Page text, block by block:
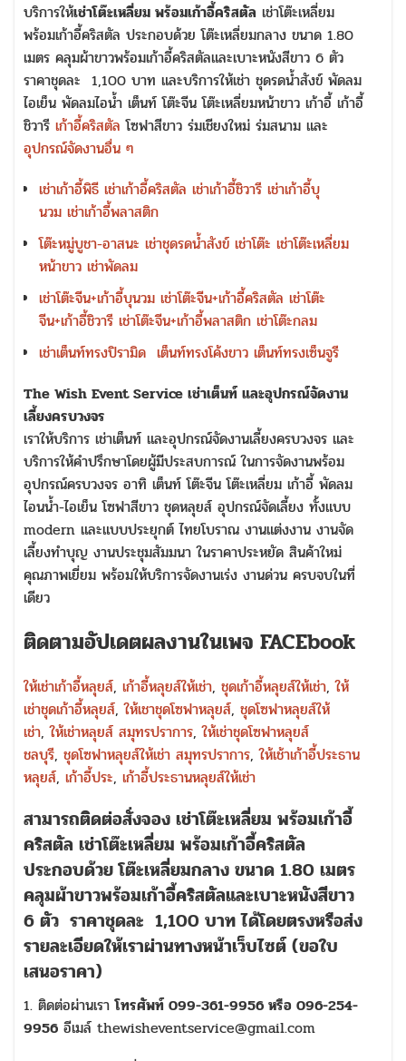
บริการให้เช่าโต๊ะเหลี่ยม พร้อมเก้าอี้คริสตัล เช่าโต๊ะเหลี่ยม
พร้อมเก้าอี้คริสตัล ประกอบด้วย โต๊ะเหลี่ยมกลาง ขนาด 1.80
เมตร คลุมผ้าขาวพร้อมเก้าอี้คริสตัลและเบาะหนังสีขาว 6 ตัว
ราคาชุดละ 1,100 บาท และบริการให้เช่า ชุดรดน้ำสังข์ พัดลม
ไอเย็น พัดลมไอน้ำ เต็นท์ โต๊ะจีน โต๊ะเหลี่ยมหน้าขาว เก้าอี้ เก้าอี้
ชิวารี เก้าอี้คริสตัล โซฟาสีขาว ร่มเชียงใหม่ ร่มสนาม และ
อุปกรณ์จัดงานอื่น ๆ
เช่าเก้าอี้พิธี เช่าเก้าอี้คริสตัล เช่าเก้าอี้ชิวารี เช่าเก้าอี้บุ
นวม เช่าเก้าอี้พลาสติก
โต๊ะหมู่บูชา-อาสนะ เช่าชุดรดน้ำสังข์ เช่าโต๊ะ เช่าโต๊ะเหลี่ยม
หน้าขาว เช่าพัดลม
เช่าโต๊ะจีน+เก้าอี้บุนวม เช่าโต๊ะจีน+เก้าอี้คริสตัล เช่าโต๊ะ
จีน+เก้าอี้ชิวารี เช่าโต๊ะจีน+เก้าอี้พลาสติก เช่าโต๊ะกลม
เช่าเต็นท์ทรงปิรามิด เต็นท์ทรงโค้งขาว เต็นท์ทรงเซ็นจูรี
The Wish Event Service เช่าเต็นท์ และอุปกรณ์จัดงาน
เลี้ยงครบวงจร
เราให้บริการ เช่าเต็นท์ และอุปกรณ์จัดงานเลี้ยงครบวงจร และ
บริการให้คำปรึกษาโดยผู้มีประสบการณ์ ในการจัดงานพร้อม
อุปกรณ์ครบวงจร อาทิ เต็นท์ โต๊ะจีน โต๊ะเหลี่ยม เก้าอี้ พัดลม
ไอนน้ำ-ไอเย็น โซฟาสีขาว ชุดหลุยส์ อุปกรณ์จัดเลี้ยง ทั้งแบบ
modern และแบบประยุกต์ ไทยโบราณ งานแต่งงาน งานจัด
เลี้ยงทำบุญ งานประชุมสัมมนา ในราคาประหยัด สินค้าใหม่
คุณภาพเยี่ยม พร้อมให้บริการจัดงานเร่ง งานด่วน ครบจบในที่
เดียว
ติดตามอัปเดตผลงานในเพจ FACEbook
ให้เช่าเก้าอี้หลุยส์, เก้าอี้หลุยส์ให้เช่า, ชุดเก้าอี้หลุยส์ให้เช่า, ให้
เช่าชุดเก้าอี้หลุยส์, ให้เชาชุดโซฟาหลุยส์, ชุดโซฟาหลุยส์ให้
เช่า, ให้เช่าหลุยส์ สมุทรปราการ, ให้เช่าชุดโซฟาหลุยส์
ชลบุรี, ชุดโซฟาหลุยส์ให้เช่า สมุทรปราการ, ให้เช้าเก้าอี้ประธาน
หลุยส์, เก้าอี้ประ, เก้าอี้ประธานหลุยส์ให้เช่า
สามารถติดต่อสั่งจองเช่าโต๊ะเหลี่ยม พร้อมเก้าอี้
คริสตัล เช่าโต๊ะเหลี่ยม พร้อมเก้าอี้คริสตัล
ประกอบด้วย โต๊ะเหลี่ยมกลาง ขนาด 1.80 เมตร
คลุมผ้าขาวพร้อมเก้าอี้คริสตัลและเบาะหนังสีขาว
6 ตัว ราคาชุดละ 1,100 บาทได้โดยตรงหรือส่ง
รายละเอียดให้เราผ่านทางหน้าเว็บไซต์ (ขอใบ
เสนอราคา)
1. ติดต่อผ่านเราโทรศัพท์ 099-361-9956 หรือ 096-254-
9956 อีเมล์ thewisheventservice@gmail.com